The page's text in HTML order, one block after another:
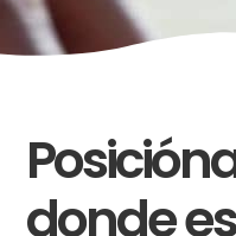
donde